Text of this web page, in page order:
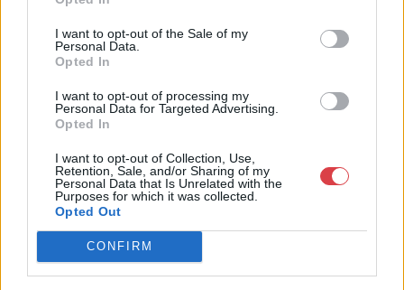
I want to opt-out of the Sale of my
Personal Data.
Opted In
I want to opt-out of processing my
Personal Data for Targeted Advertising.
Opted In
I want to opt-out of Collection, Use,
Retention, Sale, and/or Sharing of my
Personal Data that Is Unrelated with the
Purposes for which it was collected.
Opted Out
CONFIRM
rendszeresen tudják gazdagítani gyűjteményüket változatos
kínálatunkból. Ezért is rendezünk minden második héten,
szerda esténként online árverést! Kedd-től péntek-ig 11.00-este
18.00 óráig várjuk szeretettel az érdeklődőket.
GALÉRIA TOVÁBBI MŰTÁRGYAI